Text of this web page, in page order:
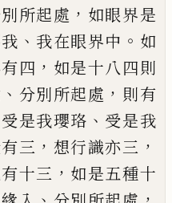
所起處 ， 如眼界是
、 我在眼界中 。 如
四 ， 如是十八四則
、 分別所起處 ， 則有
受是我瓔珞 、 受是我
三 ， 想行識亦三 ，
十三 ， 如是五種十